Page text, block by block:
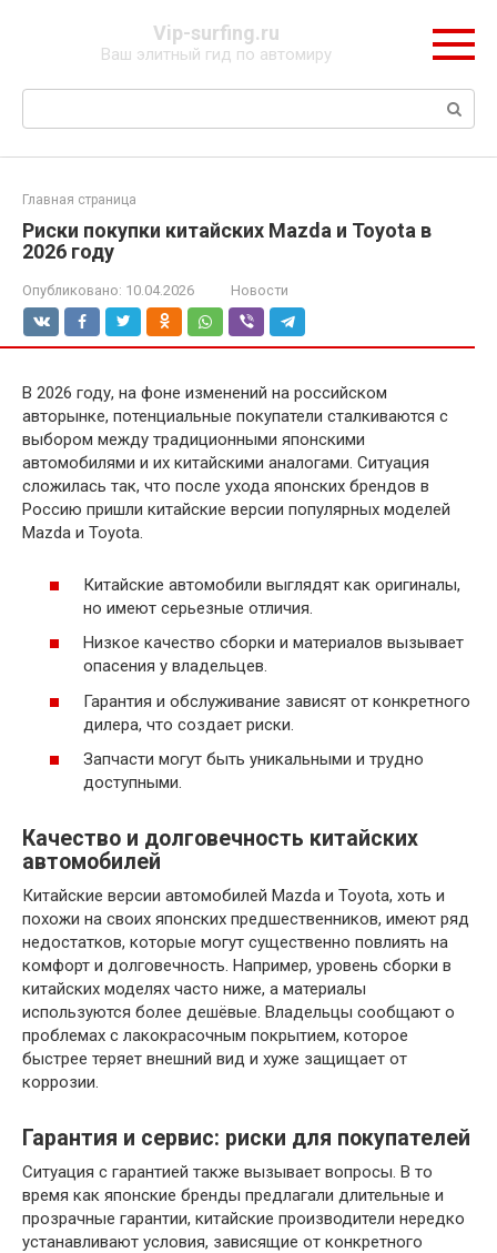
Vip-surfing.ru
Ваш элитный гид по автомиру
Поиск:
Главная страница
Риски покупки китайских Mazda и Toyota в
2026 году
Опубликовано: 10.04.2026 Новости
В 2026 году, на фоне изменений на российском
авторынке, потенциальные покупатели сталкиваются с
выбором между традиционными японскими
автомобилями и их китайскими аналогами. Ситуация
сложилась так, что после ухода японских брендов в
Россию пришли китайские версии популярных моделей
Mazda и Toyota.
Китайские автомобили выглядят как оригиналы,
но имеют серьезные отличия.
Низкое качество сборки и материалов вызывает
опасения у владельцев.
Гарантия и обслуживание зависят от конкретного
дилера, что создает риски.
Запчасти могут быть уникальными и трудно
доступными.
Качество и долговечность китайских
автомобилей
Китайские версии автомобилей Mazda и Toyota, хоть и
похожи на своих японских предшественников, имеют ряд
недостатков, которые могут существенно повлиять на
комфорт и долговечность. Например, уровень сборки в
китайских моделях часто ниже, а материалы
используются более дешёвые. Владельцы сообщают о
проблемах с лакокрасочным покрытием, которое
быстрее теряет внешний вид и хуже защищает от
коррозии.
Гарантия и сервис: риски для покупателей
Ситуация с гарантией также вызывает вопросы. В то
время как японские бренды предлагали длительные и
прозрачные гарантии, китайские производители нередко
устанавливают условия, зависящие от конкретного